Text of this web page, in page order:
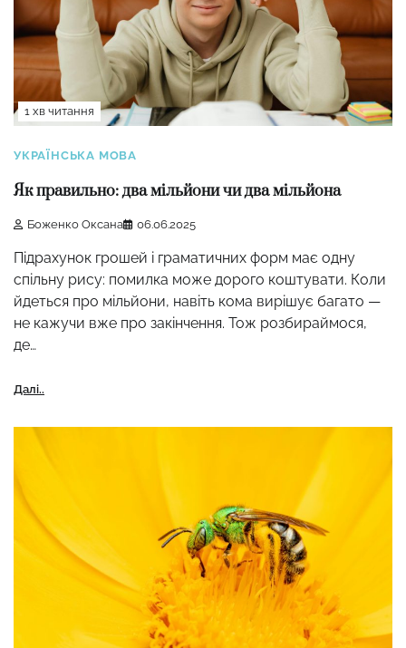
1 хв читання
УКРАЇНСЬКА МОВА
Як правильно: два мільйони чи два мільйона
Боженко Оксана 06.06.2025
Підрахунок грошей і граматичних форм має одну
спільну рису: помилка може дорого коштувати. Коли
йдеться про мільйони, навіть кома вирішує багато —
не кажучи вже про закінчення. Тож розбираймося,
де…
Далі..